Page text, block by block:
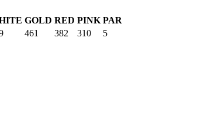
GOLD RED PINK PAR
461 382 310 5